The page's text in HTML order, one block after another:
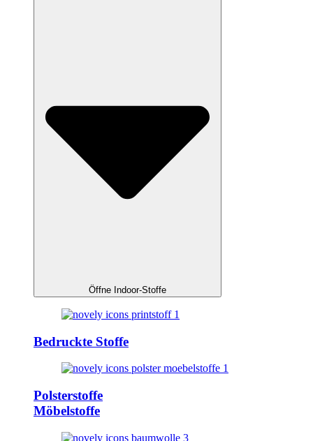
Öffne Indoor-Stoffe
Bedruckte Stoffe
Polsterstoffe
Möbelstoffe